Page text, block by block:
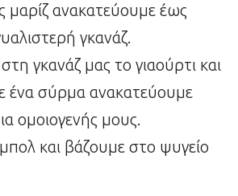
μαρίζ ανακατεύουμε έως
γκανάζ.
γκανάζ μας το γιαούρτι και
ένα σύρμα ανακατεύουμε
ομοιογενής μους.
και βάζουμε στο ψυγείο